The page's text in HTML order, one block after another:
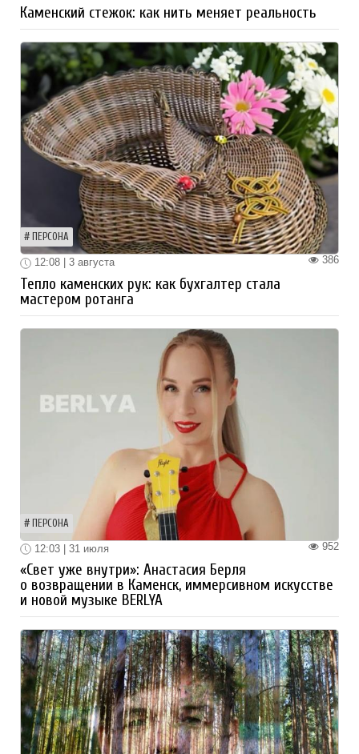
Каменский стежок: как нить меняет реальность
ПЕРСОНА
386
12:08 | 3 августа
Тепло каменских рук: как бухгалтер стала
мастером ротанга
ПЕРСОНА
952
12:03 | 31 июля
«Свет уже внутри»: Анастасия Берля
о возвращении в Каменск, иммерсивном искусстве
и новой музыке BERLYA